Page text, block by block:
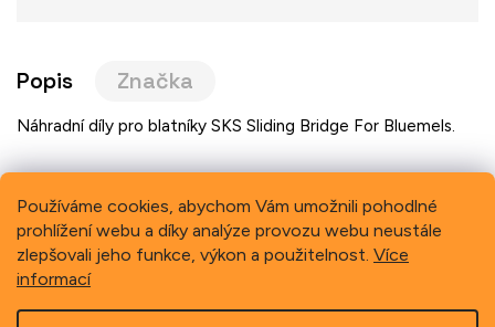
Používáme cookies, abychom Vám umožnili pohodlné
prohlížení webu a díky analýze provozu webu neustále
zlepšovali jeho funkce, výkon a použitelnost. Více
informací
Popis Značka
Náhradní díly pro blatníky SKS Sliding Bridge For Bluemels.
Previous